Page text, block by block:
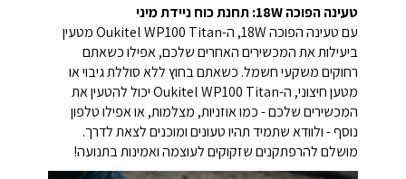
טעינה הפוכה 18W: תחנת כוח ניידת מיני
עם טעינה הפוכה 18W, ה-Oukitel WP100 Titan מטעין
ביעילות את המכשירים האחרים שלכם, אפילו כשאתם
רחוקים משקעי חשמל. כשאתם בחוץ ללא סוללת גיבוי או
מטען חיצוני, ה-Oukitel WP100 Titan יכול להטעין את
המכשירים שלכם - כמו אוזניות, מצלמות, או אפילו טלפון
נוסף - ולוודא שתמיד תהיו טעונים ומוכנים לצאת לדרך.
מושלם להרפתקנים שזקוקים לעוצמה ואמינות בתנועה!